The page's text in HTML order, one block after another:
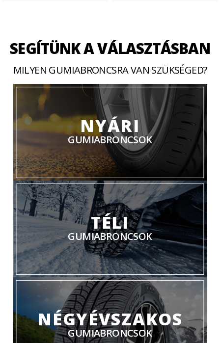
SEGÍTÜNK A VÁLASZTÁSBAN
MILYEN GUMIABRONCSRA VAN SZÜKSÉGED?
NYÁRI
GUMIABRONCSOK
TÉLI
GUMIABRONCSOK
NÉGYÉVSZAKOS
GUMIABRONCSOK